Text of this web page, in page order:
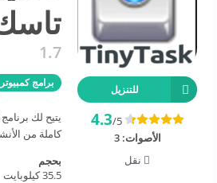
تاسك 7 للكمبيوتر اخر
1.7
برامج كمبيوتر
كاملة من
للتنزيل
4.3/5
الأصوات:3
نقل
بحجم
35.5 كيلوبايت